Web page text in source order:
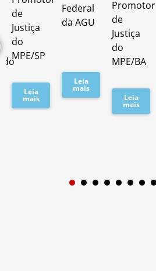
de
Justiça
do
MPE/SP
Leia
mais
Federal
da AGU
Leia
mais
Promotor
de
Justiça
do
MPE/BA
Leia
mais